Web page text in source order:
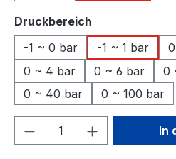
Druckbereich
-1 ~ 0 bar
-1 ~ 1 bar
0 ~ 4 bar
0 ~ 6 bar 0
0 ~ 40 bar
0 ~ 100 bar
Produkt Anzahl: In